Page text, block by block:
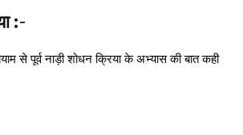
:-
से पूर्व नाड़ी शोधन क्रिया के अभ्यास की बात कही